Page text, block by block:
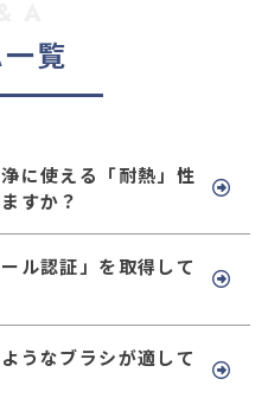
覧
に使える「耐熱」性
すか？
ル認証」を取得して
うなブラシが適して